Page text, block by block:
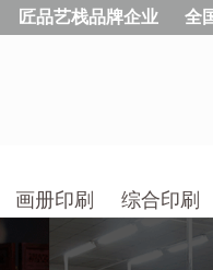
匠品艺栈品牌企业 全
画册印刷 综合印刷